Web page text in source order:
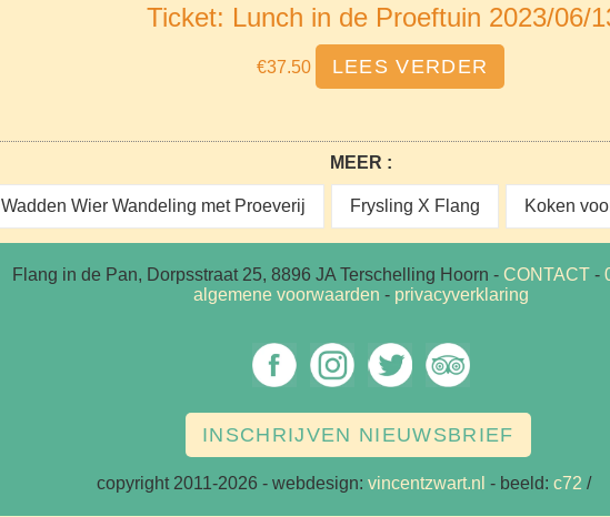
Ticket: Lunch in de Proeftuin 2023/06/
€37.50 LEES VERDER
MEER :
Wadden Wier Wandeling met Proeverij Frysling X Flang Koken
Flang in de Pan, Dorpsstraat 25, 8896 JA Terschelling Hoorn - CONTACT -
algemene voorwaarden - privacyverklaring
INSCHRIJVEN NIEUWSBRIEF
copyright 2011-2026 - webdesign: vincentzwart.nl - beeld: c72 /